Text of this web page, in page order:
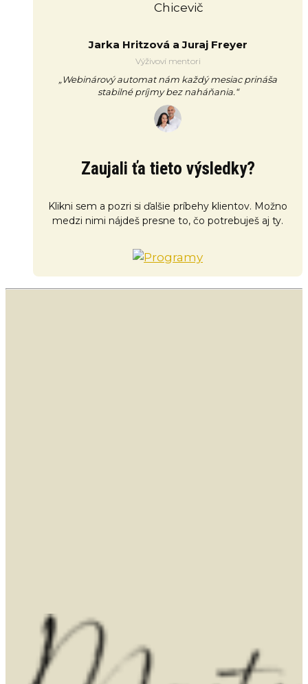
Jarka Hritzová a Juraj Freyer
Výživoví mentori
„Webinárový automat nám každý mesiac prináša
stabilné príjmy bez naháňania.“
Zaujali ťa tieto výsledky?
Klikni sem a pozri si ďalšie príbehy klientov. Možno
medzi nimi nájdeš presne to, čo potrebuješ aj ty.